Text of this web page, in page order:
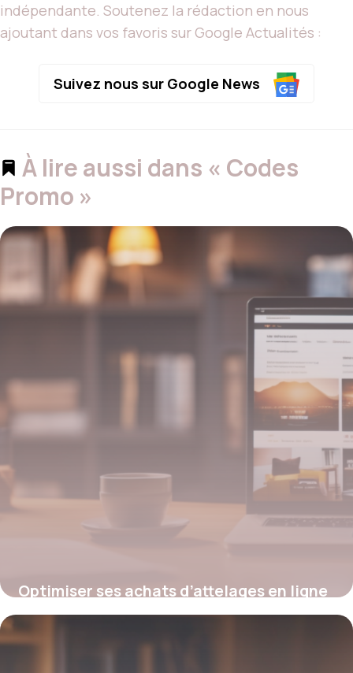
indépendante. Soutenez la rédaction en nous
ajoutant dans vos favoris sur Google Actualités :
Suivez nous sur Google News
À lire aussi dans « Codes
Promo »
Optimiser ses achats d’attelages en ligne
: guide des codes promo France Attelage
19 mai 2026